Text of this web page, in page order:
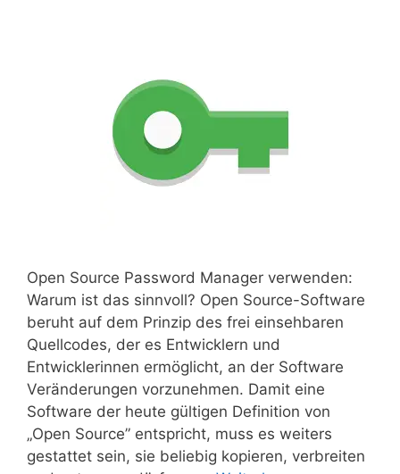
Open Source Password Manager verwenden:
Warum ist das sinnvoll? Open Source-Software
beruht auf dem Prinzip des frei einsehbaren
Quellcodes, der es Entwicklern und
Entwicklerinnen ermöglicht, an der Software
Veränderungen vorzunehmen. Damit eine
Software der heute gültigen Definition von
„Open Source” entspricht, muss es weiters
gestattet sein, sie beliebig kopieren, verbreiten